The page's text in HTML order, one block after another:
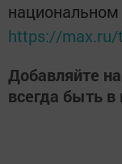
https://max.ru/
Добавляйте
всегда быть в